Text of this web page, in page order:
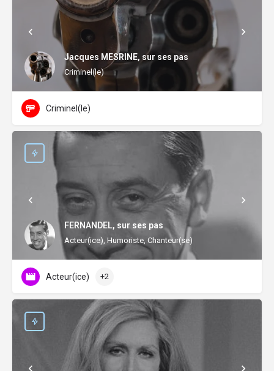
Jacques MESRINE, sur ses pas
Criminel(le)
Criminel(le)
FERNANDEL, sur ses pas
Acteur(ice), Humoriste, Chanteur(se)
Acteur(ice) +2